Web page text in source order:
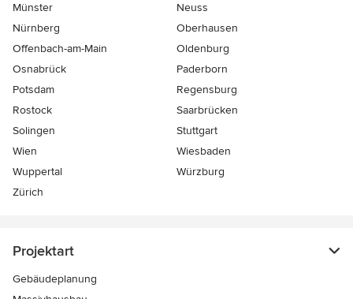
Münster
Neuss
Nürnberg
Oberhausen
Offenbach-am-Main
Oldenburg
Osnabrück
Paderborn
Potsdam
Regensburg
Rostock
Saarbrücken
Solingen
Stuttgart
Wien
Wiesbaden
Wuppertal
Würzburg
Zürich
Projektart
Gebäudeplanung